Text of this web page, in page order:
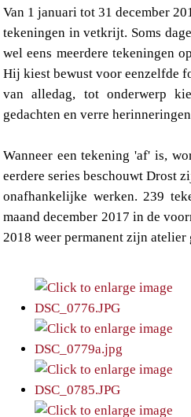
Van 1 januari tot 31 december
tekeningen in vetkrijt. Soms
wel eens meerdere tekeningen
Hij kiest bewust voor eenzelfde
van alledag, tot onderwerp
gedachten en verre
Wanneer een tekening 'af' is,
eerdere series beschouwt Drost
onafhankelijke werken. 239
maand december 2017 in de
2018 weer permanent zijn atelier